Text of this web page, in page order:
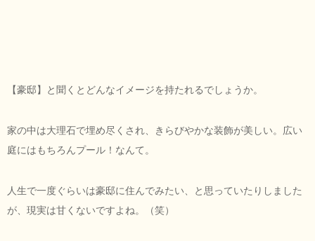
【豪邸】と聞くとどんなイメージを持たれるでしょうか。
家の中は大理石で埋め尽くされ、きらびやかな装飾が美しい。広い
庭にはもちろんプール！なんて。
人生で一度ぐらいは豪邸に住んでみたい、と思っていたりしました
が、現実は甘くないですよね。（笑）